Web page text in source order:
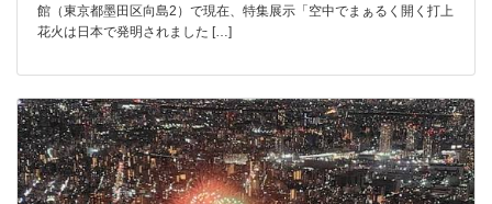
館（東京都墨田区向島2）で現在、特集展示「空中でまぁるく開く打上
花火は日本で発明されました […]